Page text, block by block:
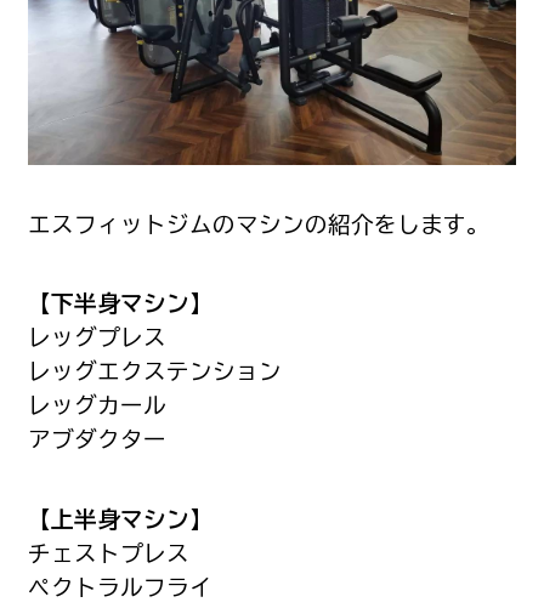
エスフィットジムのマシンの紹介をします。
【下半身マシン】
レッグプレス
レッグエクステンション
レッグカール
アブダクター
【上半身マシン】
チェストプレス
ペクトラルフライ